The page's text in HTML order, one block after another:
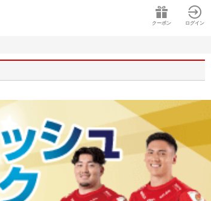
クーポン ログイン